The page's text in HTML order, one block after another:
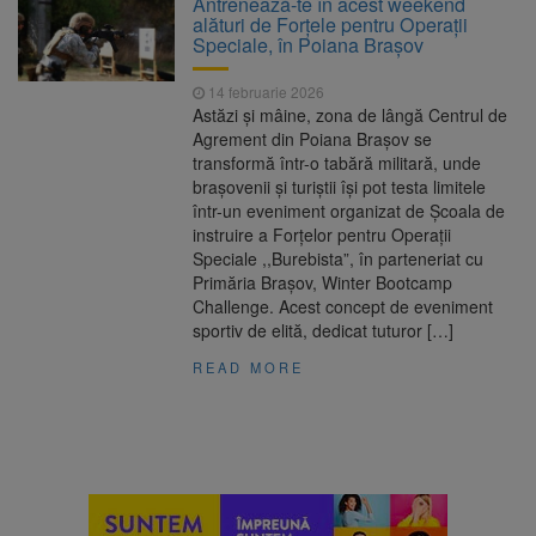
6 august 2026
Fuego vine la Zărnești.
Recital special pe scena Festivalului „Ecoul
Pietrei Craiului”, pe 2 octombrie
Legea decarbonizării,
adoptată după dezbateri aprinse. Ce se
întâmplă cu centralele pe cărbune
Parcarea de pe Valea Cetății
din Râșnov va fi modernizată. Contract de
aproape 6 milioane de lei
alături de Forțele pentru Operații
Speciale, în Poiana Brașov
14 februarie 2026
Astăzi și mâine, zona de lângă Centrul de
Agrement din Poiana Brașov se
transformă într-o tabără militară, unde
brașovenii și turiștii își pot testa limitele
într-un eveniment organizat de Școala de
instruire a Forțelor pentru Operații
Speciale ,,Burebista”, în parteneriat cu
Primăria Brașov, Winter Bootcamp
Challenge. Acest concept de eveniment
sportiv de elită, dedicat tuturor […]
READ MORE